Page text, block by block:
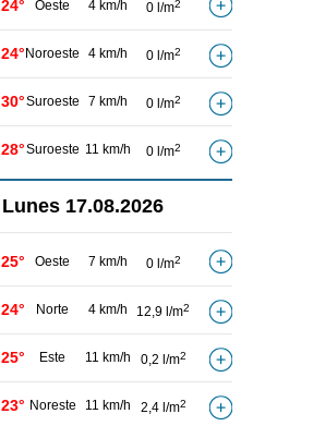
24° Oeste 4 km/h 0 l/m2
24° Noroeste 4 km/h 0 l/m2
30°Suroeste 7 km/h 0 l/m2
28°Suroeste 11 km/h 0 l/m2
Lunes 17.08.2026
25° Oeste 7 km/h 0 l/m2
24° Norte 4 km/h 12,9 l/m2
25° Este 11 km/h 0,2 l/m2
23° Noreste 11 km/h 2,4 l/m2